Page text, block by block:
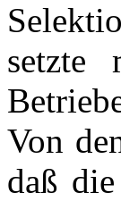
setzte
Von
daß